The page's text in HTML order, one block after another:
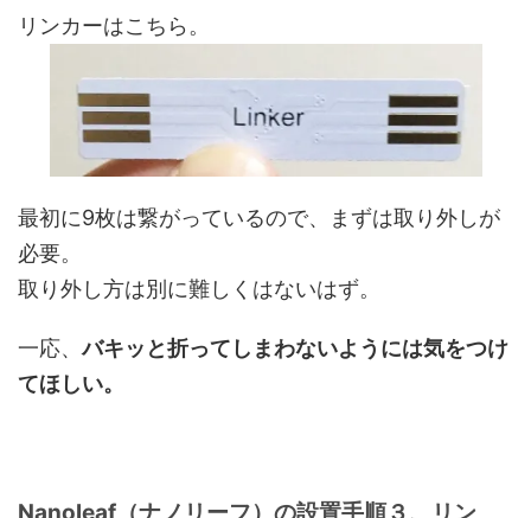
リンカーはこちら。
最初に9枚は繋がっているので、まずは取り外しが
必要。
取り外し方は別に難しくはないはず。
一応、バキッと折ってしまわないようには気をつけ
てほしい。